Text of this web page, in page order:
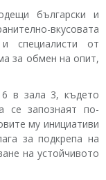
български и
вкусовата
и специалисти от
за обмен на опит,
в зала 3, където
се запознаят по-
му инициативи
за подкрепа на
на устойчивото